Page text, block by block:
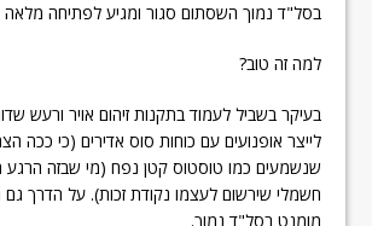
בסל"ד נמוך השסתום סגור ומגיע לפתיחה מלאה
למה זה טוב?
בעיקר בשביל לעמוד בתקנות זיהום אויר ורעש
לייצר אופנועים עם כוחות סוס אדירים (כי ככה
שנשמעים כמו טוסטוס קטן נפח (מי שבזה הרגע
חשמלי שירשום לעצמו נקודת זכות). על הדרך גם
מומנט בסל"ד נמוך.